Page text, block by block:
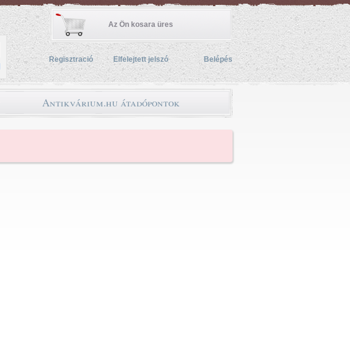
Az Ön kosara üres
Regisztració Elfelejtett jelszó Belépés
Antikvárium.hu átadópontok